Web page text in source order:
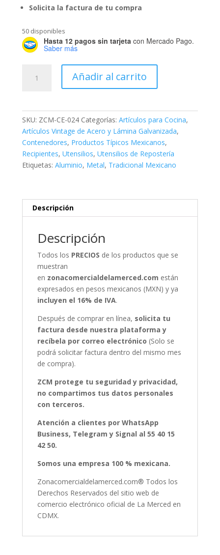
Solicita la factura de tu compra
50 disponibles
Hasta 12 pagos sin tarjeta con Mercado Pago.
Saber más
Añadir al carrito
SKU: ZCM-CE-024 Categorías: Artículos para Cocina,
Artículos Vintage de Acero y Lámina Galvanizada,
Contenedores, Productos Típicos Mexicanos,
Recipientes, Utensilios, Utensilios de Repostería
Etiquetas: Aluminio, Metal, Tradicional Mexicano
Descripción
Descripción
Todos los PRECIOS de los productos que se
muestran
en zonacomercialdelamerced.com están
expresados en pesos mexicanos (MXN) y ya
incluyen el 16% de IVA.
Después de comprar en línea, solicita tu
factura desde nuestra plataforma y
recíbela por correo electrónico (Solo se
podrá solicitar factura dentro del mismo mes
de compra).
ZCM protege tu seguridad y privacidad,
no compartimos tus datos personales
con terceros.
Atención a clientes por WhatsApp
Business, Telegram y Signal al 55 40 15
42 50.
Somos una empresa 100 % mexicana.
Zonacomercialdelamerced.com® Todos los
Derechos Reservados del sitio web de
comercio electrónico oficial de La Merced en
CDMX.